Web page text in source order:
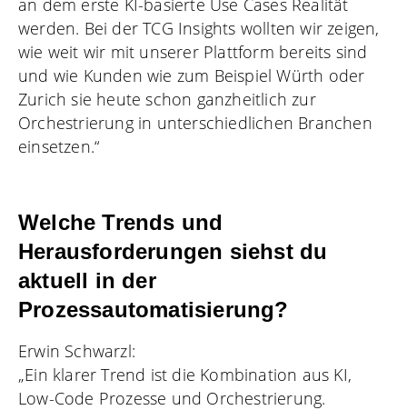
an dem erste KI-basierte Use Cases Realität
werden. Bei der TCG Insights wollten wir zeigen,
wie weit wir mit unserer Plattform bereits sind
und wie Kunden wie zum Beispiel Würth oder
Zurich sie heute schon ganzheitlich zur
Orchestrierung in unterschiedlichen Branchen
einsetzen.“
Welche Trends und
Herausforderungen siehst du
aktuell in der
Prozessautomatisierung?
Erwin Schwarzl:
„Ein klarer Trend ist die Kombination aus KI,
Low-Code Prozesse und Orchestrierung.